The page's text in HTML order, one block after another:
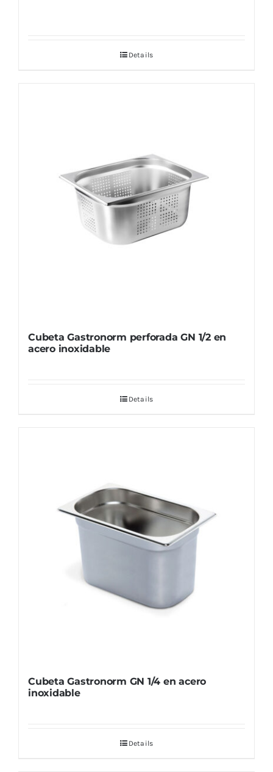
Details
Cubeta Gastronorm perforada GN 1/2 en
acero inoxidable
Details
Cubeta Gastronorm GN 1/4 en acero
inoxidable
Details